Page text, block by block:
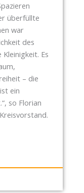
überfüllte
war
des
Es
– die
ein
so Florian